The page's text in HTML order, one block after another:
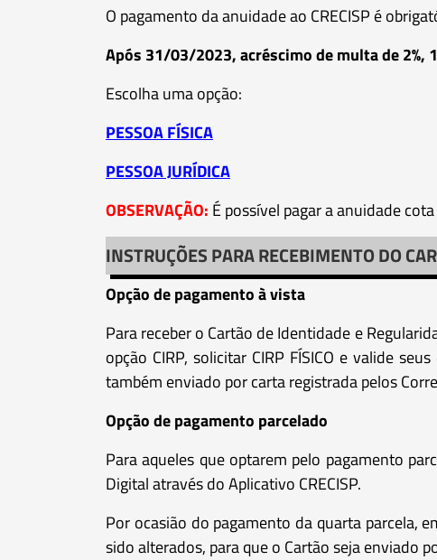
O pagamento da anuidade ao CRECISP é
Após 31/03/2023, acréscimo de multa de 2%,
Escolha uma opção:
PESSOA FÍSICA
PESSOA JURÍDICA
OBSERVAÇÃO: É possível pagar a anuidade
INSTRUÇÕES PARA RECEBIMENTO DO
Opção de pagamento à vista
Para receber o Cartão de Identidade e
opção CIRP, solicitar CIRP FÍSICO e valide
também enviado por carta registrada pelos
Opção de pagamento parcelado
Para aqueles que optarem pelo pagamento
Digital através do Aplicativo CRECISP.
Por ocasião do pagamento da quarta parcela,
sido alterados, para que o Cartão seja enviado